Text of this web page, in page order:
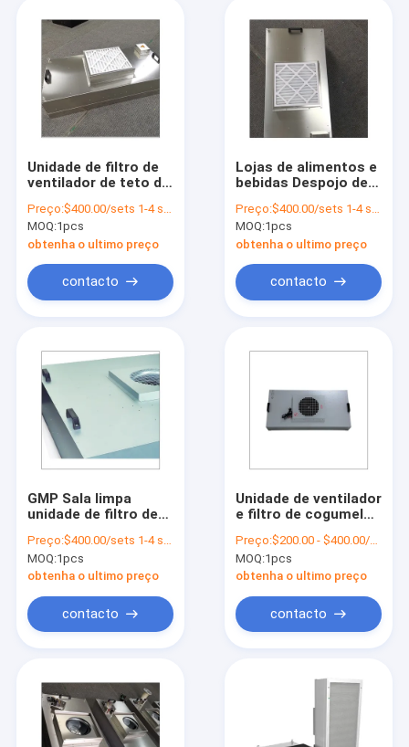
Produtos
Vídeos
Unidade de filtro de
ventilador de teto de
FFU para limpeza de
laboratório de
cogumelos
Preço:$400.00/sets 1-4 sets
MOQ:1pcs
obtenha o ultimo preço
contacto
Lojas de alimentos e
bebidas Despojo de
ventilador Hepa
Unidade de filtro de
ventilador ULPA Ffu
Motor CC
Preço:$400.00/sets 1-4 sets
MOQ:1pcs
obtenha o ultimo preço
contacto
GMP Sala limpa
unidade de filtro de
Industrial ventilador
alimentado Hepa
Filtro 1FASE
Preço:$400.00/sets 1-4 sets
MOQ:1pcs
obtenha o ultimo preço
contacto
Unidade de ventilador
e filtro de cogumelos
laminar
Preço:$200.00 - $400.00/sets
MOQ:1pcs
obtenha o ultimo preço
contacto